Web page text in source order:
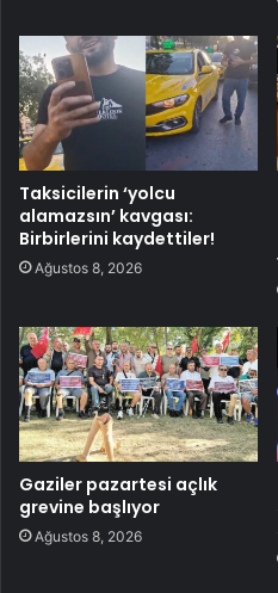
Taksicilerin ‘yolcu
alamazsın’ kavgası:
Birbirlerini kaydettiler!
Ağustos 8, 2026
Gaziler pazartesi açlık
grevine başlıyor
Ağustos 8, 2026